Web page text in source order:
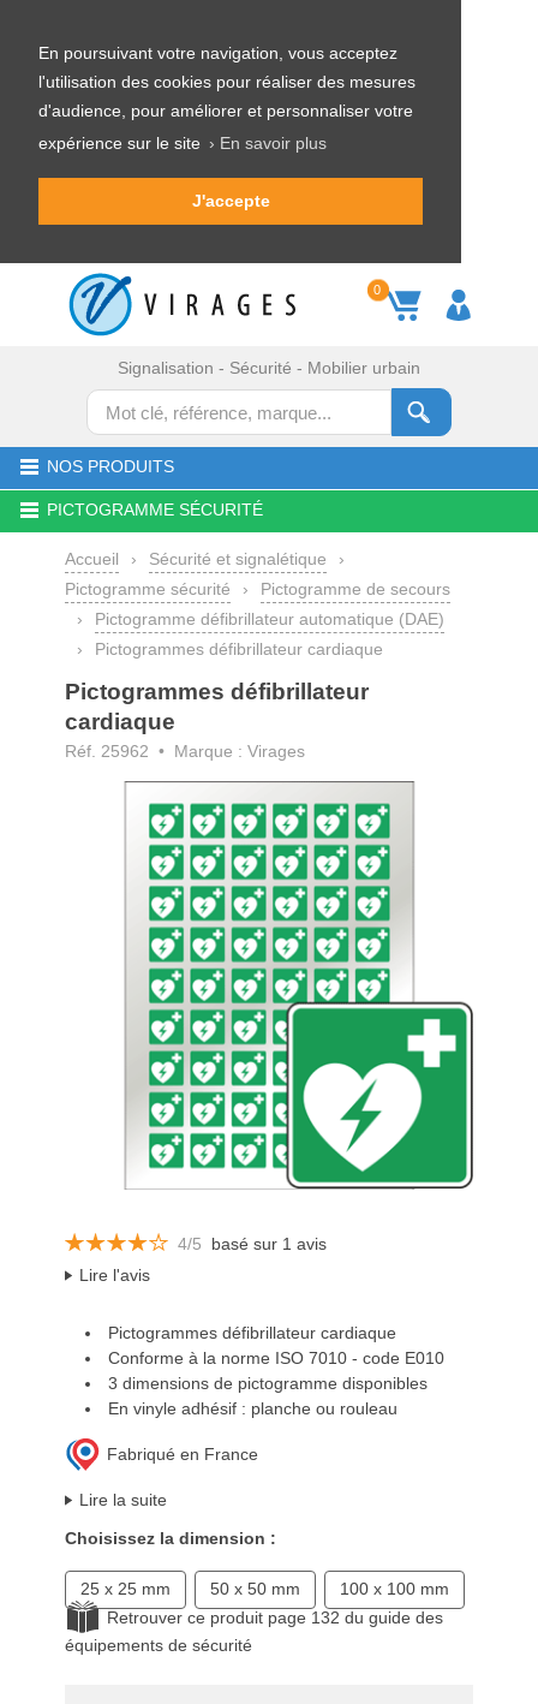
En poursuivant votre navigation, vous acceptez
l'utilisation des cookies pour réaliser des mesures
d'audience, pour améliorer et personnaliser votre
expérience sur le site › En savoir plus
J'accepte
0
Signalisation - Sécurité - Mobilier urbain
NOS PRODUITS
PICTOGRAMME SÉCURITÉ
Accueil › Sécurité et signalétique
›
Pictogramme sécurité
›
Pictogramme de secours
›
Pictogramme défibrillateur automatique (DAE)
›
Pictogrammes défibrillateur cardiaque
Pictogrammes défibrillateur
cardiaque
Réf. 25962 • Marque : Virages
4/5 basé sur 1 avis
Lire l'avis
Pictogrammes défibrillateur cardiaque
Conforme à la norme ISO 7010 - code E010
3 dimensions de pictogramme disponibles
En vinyle adhésif : planche ou rouleau
Fabriqué en France
Lire la suite
Choisissez la dimension :
25 x 25 mm 50 x 50 mm
100 x 100 mm
Retrouver ce produit page 132 du guide des
équipements de sécurité